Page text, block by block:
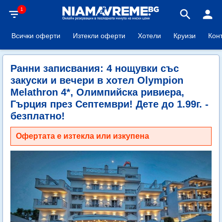
filter_list1 search person
Всички оферти Изтекли оферти Хотели Круизи
Ранни записвания: 4 нощувки със
закуски и вечери в хотел Olympion
Melathron 4*, Олимпийска ривиера,
Гърция през Септември! Дете до 1.99г. -
безплатно!
Офертата е изтекла или изкупена